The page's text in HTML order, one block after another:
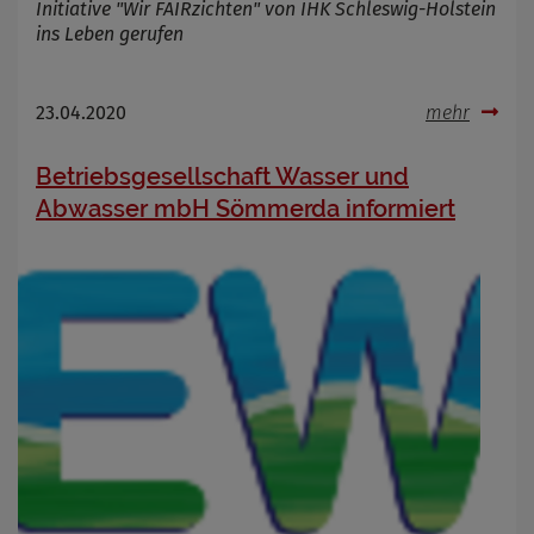
Initiative "Wir FAIRzichten" von IHK Schleswig-Holstein
ins Leben gerufen
23.04.2020 mehr
Betriebsgesellschaft Wasser und
Abwasser mbH Sömmerda informiert